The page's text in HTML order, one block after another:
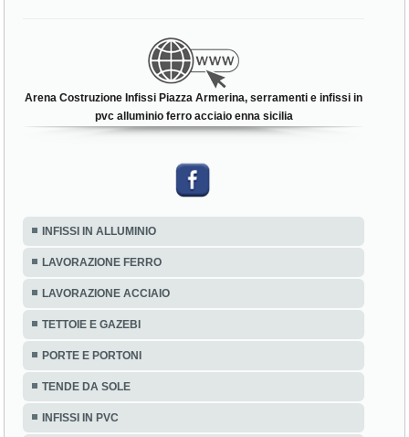
Arena Costruzione Infissi Piazza Armerina, serramenti e infissi in
pvc alluminio ferro acciaio enna sicilia
INFISSI IN ALLUMINIO
LAVORAZIONE FERRO
LAVORAZIONE ACCIAIO
TETTOIE E GAZEBI
PORTE E PORTONI
TENDE DA SOLE
INFISSI IN PVC